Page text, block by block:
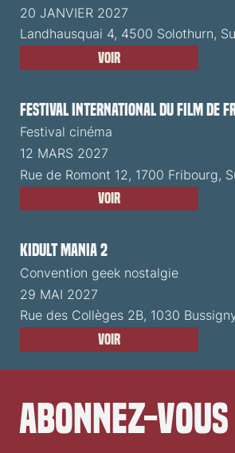
20 JANVIER 2027
Landhausquai 4, 4500 Solothurn,
Voir
Festival International du Film de
Festival cinéma
12 MARS 2027
Rue de Romont 12, 1700 Fribourg,
Voir
Kidult Mania 2
Convention geek nostalgie
29 MAI 2027
Rue des Collèges 2B, 1030
Voir
Abonnez-